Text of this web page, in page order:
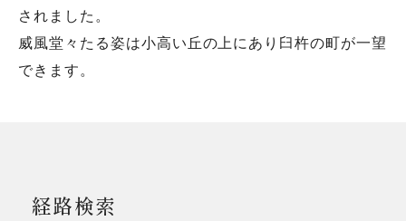
されました。
威風堂々たる姿は小高い丘の上にあり臼杵の町が一望
できます。
経路検索